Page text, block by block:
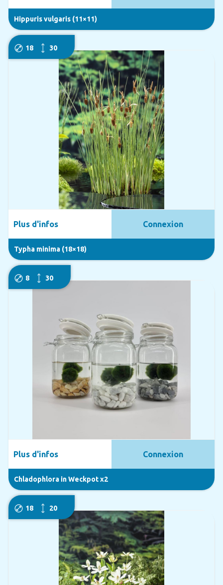
Hippuris vulgaris (11×11)
18 30
Typha minima (18×18)
Plus d'infos Connexion
8 30
Chladophlora in Weckpot x2
Plus d'infos Connexion
18 20